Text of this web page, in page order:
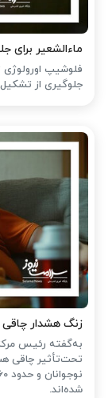
ماءالشعیر برای
فلوشیپ اورولوژی
جلوگیری از
زنگ هشدار چاقی
به‌گفته رئیس
شده‌اند.